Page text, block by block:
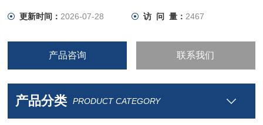
更新时间： 2026-07-28 访 问 量： 2467
产品咨询 联系我们
产品分类 PRODUCT CATEGORY